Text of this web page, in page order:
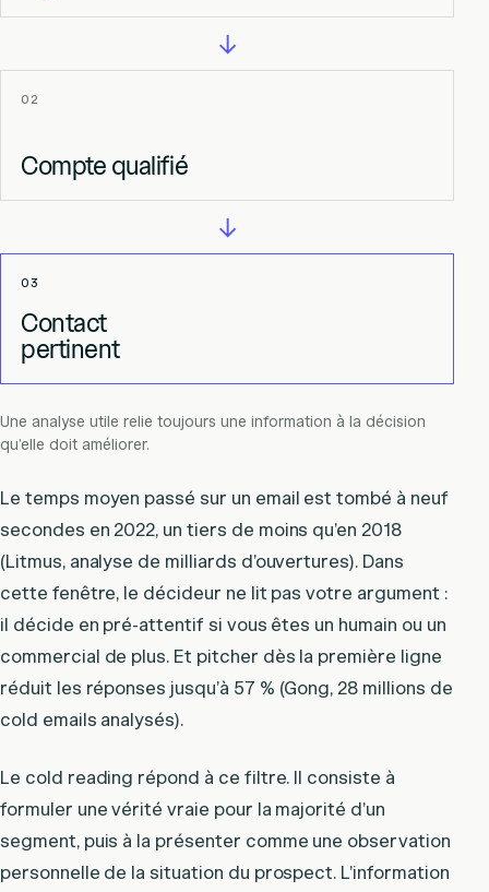
→
02
Compte qualifié
→
03
Contact
pertinent
Une analyse utile relie toujours une information à la décision
qu’elle doit améliorer.
Le temps moyen passé sur un email est tombé à neuf
secondes en 2022, un tiers de moins qu’en 2018
(Litmus, analyse de milliards d’ouvertures). Dans
cette fenêtre, le décideur ne lit pas votre argument :
il décide en pré-attentif si vous êtes un humain ou un
commercial de plus. Et pitcher dès la première ligne
réduit les réponses jusqu’à 57 % (Gong, 28 millions de
cold emails analysés).
Le cold reading répond à ce filtre. Il consiste à
formuler une vérité vraie pour la majorité d’un
segment, puis à la présenter comme une observation
personnelle de la situation du prospect. L’information